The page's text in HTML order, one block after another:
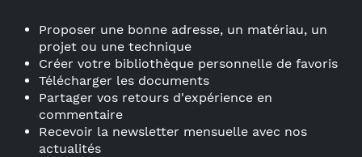
Proposer une bonne adresse, un matériau, un
projet ou une technique
Créer votre bibliothèque personnelle de favoris
Télécharger les documents
Partager vos retours d'expérience en
commentaire
Recevoir la newsletter mensuelle avec nos
actualités